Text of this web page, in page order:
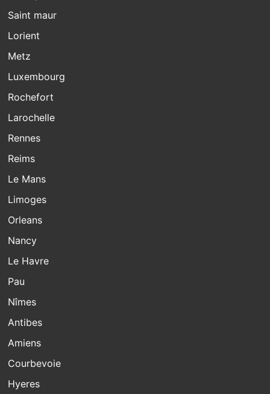
Saint maur
Lorient
Metz
Luxembourg
Rochefort
Larochelle
Rennes
Reims
Le Mans
Limoges
Orleans
Nancy
Le Havre
Pau
Nîmes
Antibes
Amiens
Courbevoie
Hyeres